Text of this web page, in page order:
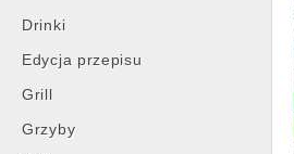
Drinki
Edycja przepisu
Grill
Grzyby